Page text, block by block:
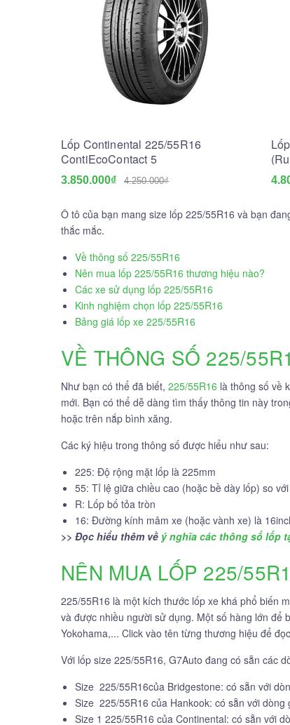
Lốp Continental 225/55R16
ContiEcoContact 5
3.850.000₫ 4.250.000₫
Ô tô của bạn mang size lốp 225/55R16 và bạn
thắc mắc.
Về thông số 225/55R16
Nên mua lốp 225/55R16 thương hiệu nào?
Các xe sử dụng lốp 225/55R16
Kinh nghiệm chọn lốp 225/55R16
Bảng giá lốp xe 225/55R16
VỀ THÔNG SỐ 225/
Như bạn có thể đã biết, 225/55R16 là thông số về
mới. Bạn có thể dễ dàng tìm thấy thông tin này
hoặc trên nắp bình xăng.
Các ký hiệu trong thông số được hiểu như sau:
225: Độ rộng mặt lốp là 225mm
55: Tỉ lệ giữa chiều cao (hoặc bề dày lốp) so
R: Lốp bố tỏa tròn
16: Đường kính mâm xe (hoặc vành xe) là
>> Đọc hiểu thêm về ý nghĩa các thông số lốp
NÊN MUA LỐP 225/
225/55R16 là một kích thước lốp xe khá phổ biến
và được nhiều người sử dụng. Một số hàng lớn để
Yokohama,... Click vào tên từng thương hiệu để
Với lốp size 225/55R16, G7Auto đang có sẵn các
Size 225/55R16của Bridgestone: có sẵn với
Size 225/55R16 của Hankook: có sẵn với dòng
Size 1 225/55R16 của Continental: có sẵn với